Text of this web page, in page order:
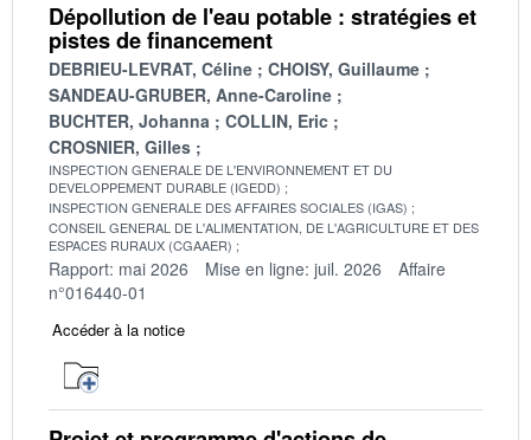
Dépollution de l'eau potable : stratégies et
pistes de financement
DEBRIEU-LEVRAT, Céline
CHOISY, Guillaume
SANDEAU-GRUBER, Anne-Caroline
BUCHTER, Johanna
COLLIN, Eric
CROSNIER, Gilles
INSPECTION GENERALE DE L'ENVIRONNEMENT ET DU
DEVELOPPEMENT DURABLE (IGEDD)
INSPECTION GENERALE DES AFFAIRES SOCIALES (IGAS)
CONSEIL GENERAL DE L'ALIMENTATION, DE L'AGRICULTURE ET DES
ESPACES RURAUX (CGAAER)
Rapport: mai 2026 Mise en ligne: juil. 2026
Affaire
n°016440-01
Accéder à la notice